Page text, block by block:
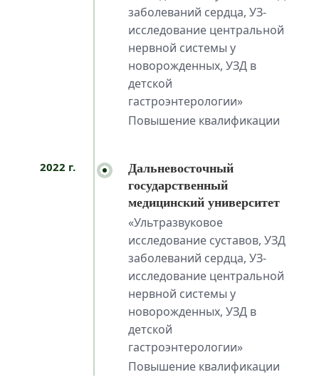
заболеваний сердца, УЗ-
исследование центральной
нервной системы у
новорожденных, УЗД в
детской
гастроэнтерологии»
Повышение квалификации
2022 г.
Дальневосточный
государственный
медицинский университет
«Ультразвуковое
исследование суставов, УЗД
заболеваний сердца, УЗ-
исследование центральной
нервной системы у
новорожденных, УЗД в
детской
гастроэнтерологии»
Повышение квалификации